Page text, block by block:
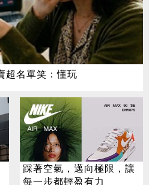
超名單笑：懂玩
踩著空氣，邁向極限，讓
每一步都輕盈有力